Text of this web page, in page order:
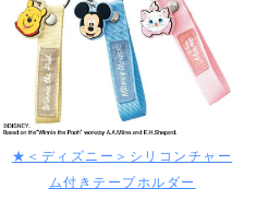
★＜ディズニー＞シリコンチャー
ム付きテープホルダー